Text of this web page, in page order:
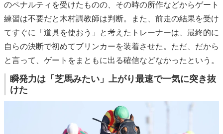
のペナルティを受けたものの、その時の所作などからゲート
練習は不要だと木村調教師は判断。また、前走の結果を受け
てすぐに「道具を使おう」と考えたトレーナーは、最終的に
自らの決断で初めてブリンカーを装着させた。ただ、だから
と言って、ゲートをまともに出る確信などなかったという。
瞬発力は「芝馬みたい」上がり最速で一気に突き抜
けた